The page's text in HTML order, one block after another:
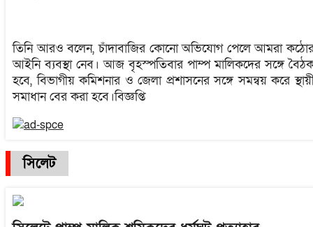
তিনি আরও বলেন, চাঁদাবাজির কোনো অভিযোগ পেলে আমরা
আইনি ব্যবস্থা নেব। আজ বৃহস্পতিবার পাম্প মালিকদের সঙ্গে
হবে, বিভাগীয় কমিশনার ও জেলা প্রশাসনের সঙ্গে সমন্বয় করে
সমাধান বের করা হবে।বিজ্ঞপ্তি
সিলেট